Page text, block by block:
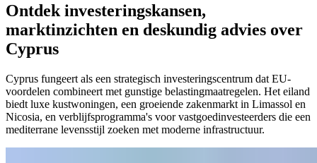
Ontdek investeringskansen,
marktinzichten en deskundig advies over
Cyprus
Cyprus fungeert als een strategisch investeringscentrum dat EU-
voordelen combineert met gunstige belastingmaatregelen. Het eiland
biedt luxe kustwoningen, een groeiende zakenmarkt in Limassol en
Nicosia, en verblijfsprogramma's voor vastgoedinvesteerders die een
mediterrane levensstijl zoeken met moderne infrastructuur.